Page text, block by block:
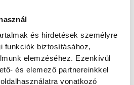
és hirdetések személyre
funkciók biztosításához,
elemzéséhez. Ezenkívül
és elemező partnereinkkel
vonatkozó
MTA-VEAB